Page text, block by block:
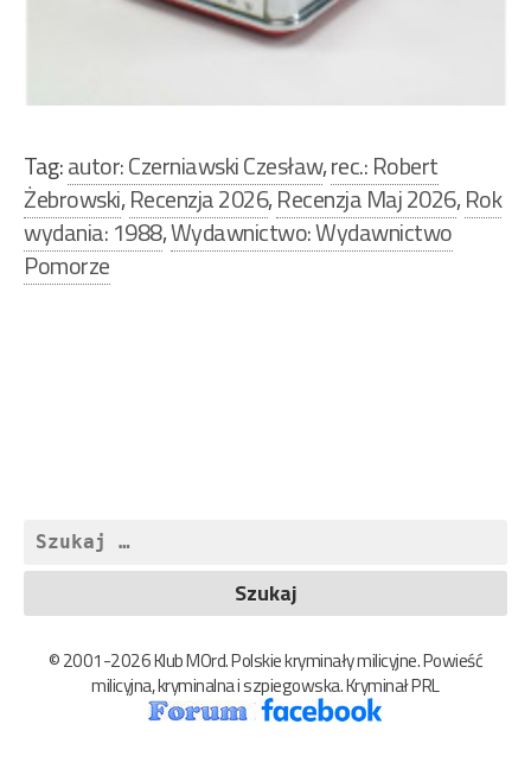
Tag:autor: Czerniawski Czesław,rec.: Robert
Żebrowski,Recenzja 2026,Recenzja Maj 2026,Rok
wydania: 1988,Wydawnictwo: Wydawnictwo
Pomorze
Szukaj:
© 2001-2026 Klub MOrd. Polskie kryminały milicyjne. Powieść
milicyjna, kryminalna i szpiegowska. Kryminał PRL